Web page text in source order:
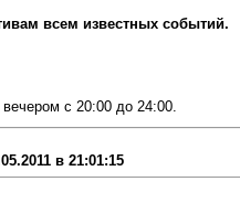
всем известных событий.
с 20:00 до 24:00.
в 21:01:15